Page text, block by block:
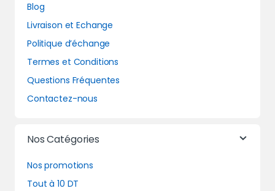
Blog
Livraison et Echange
Politique d’échange
Termes et Conditions
Questions Fréquentes
Contactez-nous
Nos Catégories
Nos promotions
Tout à 10 DT